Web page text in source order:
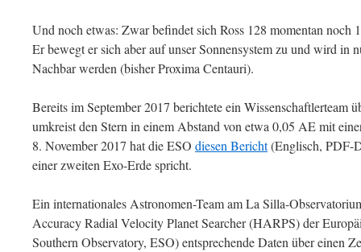
Und noch etwas: Zwar befindet sich Ross 128 momentan noch
Er bewegt er sich aber auf unser Sonnensystem zu und wird in
Nachbar werden (bisher Proxima Centauri).
Bereits im September 2017 berichtete ein Wissenschaftlerteam
umkreist den Stern in einem Abstand von etwa 0,05 AE mit
8. November 2017 hat die ESO diesen Bericht(Englisch, PDF-
einer zweiten Exo-Erde spricht.
Ein internationales Astronomen-Team am La Silla-
Accuracy Radial Velocity Planet Searcher (HARPS) der
Southern Observatory, ESO) entsprechende Daten über einen